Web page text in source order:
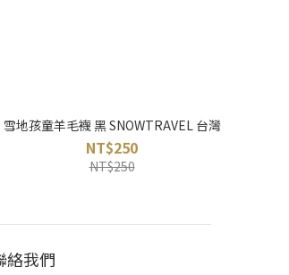
雪地孩童羊毛襪 黑 SNOWTRAVEL 台灣
NT$250
NT$250
絡我們